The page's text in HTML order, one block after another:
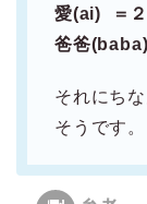
愛(ai) ＝
爸爸
それにち
そうです。